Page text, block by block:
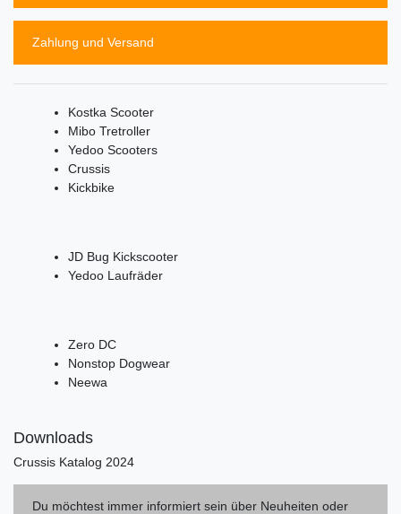
Zahlung und Versand
Kostka Scooter
Mibo Tretroller
Yedoo Scooters
Crussis
Kickbike
JD Bug Kickscooter
Yedoo Laufräder
Zero DC
Nonstop Dogwear
Neewa
Downloads
Crussis Katalog 2024
Du möchtest immer informiert sein über Neuheiten oder